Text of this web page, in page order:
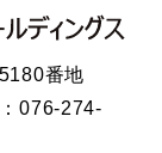
番地
076-274-